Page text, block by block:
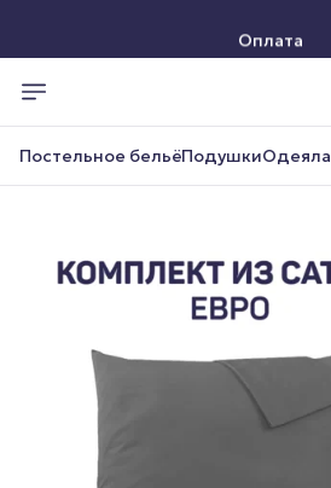
Оплата
Постельное бельёПодушкиОдеяла